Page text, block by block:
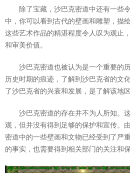
除了宝藏，沙巴克密道中还有一些
中，你可以看到古代的壁画和雕塑，描
这些艺术作品的精湛程度令人叹为观止
和审美价值。
沙巴克密道也被认为是一个重要的
历史时期的痕迹，了解到沙巴克省的文
了沙巴克省的兴衰和发展，是了解该地
沙巴克密道的存在并不为人所知。
观，但并没有得到足够的保护和宣传。
密道中的一些壁画和文物已经受到了严
的事实，也需要得到相关部门的关注和保